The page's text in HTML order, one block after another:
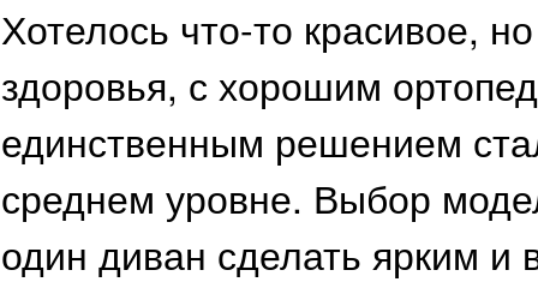
Хотелось что-то красивое,
здоровья, с хорошим
единственным решением
среднем уровне. Выбор
один диван сделать ярким